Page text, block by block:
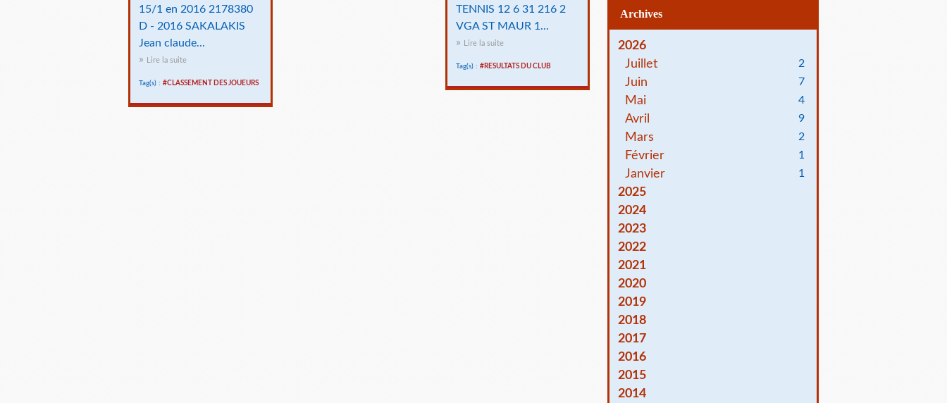
15/1 en 2016 2178380
D - 2016 SAKALAKIS
Jean claude...
Lire la suite
Tag(s) : #CLASSEMENT DES JOUEURS
TENNIS 12 6 31 216 2
VGA ST MAUR 1...
Lire la suite
Tag(s) : #RESULTATS DU CLUB
Archives
2026
Juillet
2
Juin 7
Mai 4
Avril 9
Mars 2
Février 1
Janvier 1
2025
2024
2023
2022
2021
2020
2019
2018
2017
2016
2015
2014